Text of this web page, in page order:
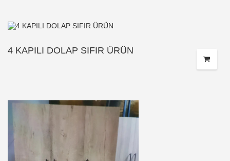
4 KAPILI DOLAP SIFIR ÜRÜN